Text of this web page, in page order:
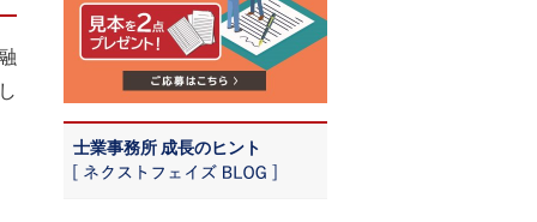
士業事務所 成長のヒント